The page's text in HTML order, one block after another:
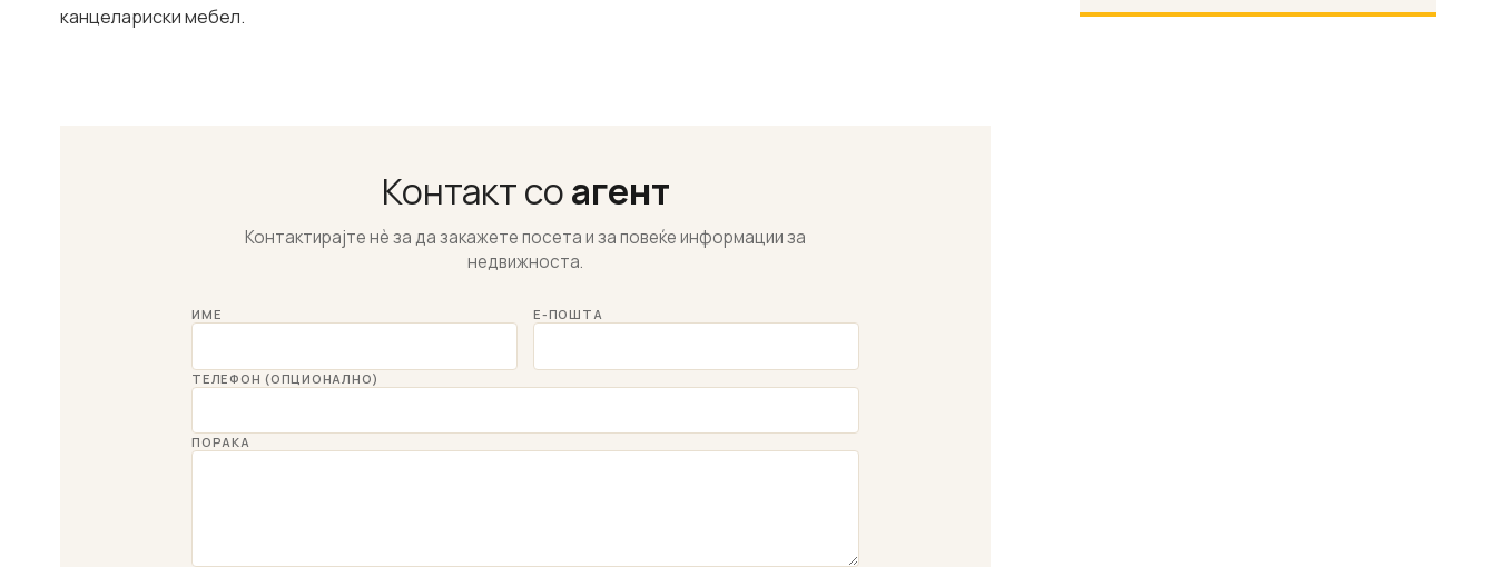
канцелариски мебел.
Контакт соагент
Контактирајте нѐ за да закажете посета и за повеќе информации за
недвижноста.
ИМЕ Е-ПОШТА
ТЕЛЕФОН (ОПЦИОНАЛНО)
ПОРАКА